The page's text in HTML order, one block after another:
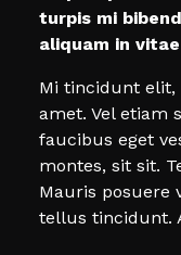
turpis mi
aliquam in
Mi tincidunt elit,
amet. Vel etiam
faucibus eget
montes, sit sit.
Mauris posuere
tellus tincidunt.